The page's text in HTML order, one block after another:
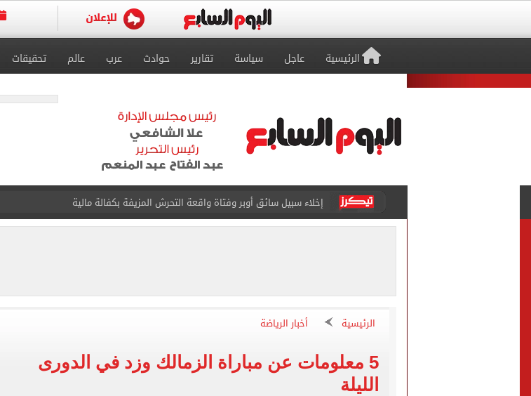
الرئيسية عاجل سياسة تقارير حوادث عرب عالم تحقيقات
غلق جزئى لشارع جامعة الدول العربية بتقاطعه مع شارع شهاب 3 أيام لتوصيل غاز
عمرو دياب يدخل موسوعة جينيس بعد تصدره قائمة بيلبورد عربية لـ68 أسبوعا
أسعار الذهب في مصر تتراجع.. وعيار 21 يسجل هذا الرقم
تقارير: سيلتيك الأسكتلندي يضم هيثم حسن بعقد حتى 2030
الرئيسية أخبار الرياضة
5 معلومات عن مباراة الزمالك وزد في الدورى
الليلة